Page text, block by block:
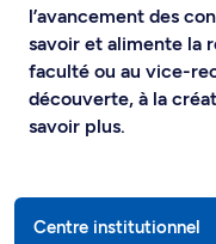
l’avancement des
savoir et alimente la
faculté ou au vice-
découverte, à la
savoir plus.
Centre institutionnel